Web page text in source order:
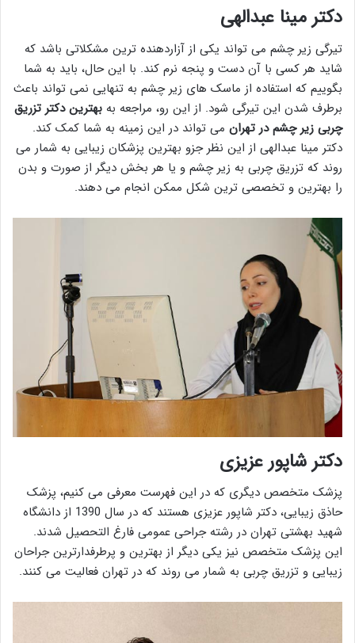
دکتر مینا عبدالهی
تیرگی زیر چشم می تواند یکی از آزاردهنده ترین مشکلاتی باشد که
شاید هر کسی با آن دست و پنجه نرم کند. با این حال، باید به شما
بگوییم که استفاده از ماسک های زیر چشم به تنهایی نمی تواند باعث
برطرف شدن این تیرگی شود. از این رو، مراجعه به بهترین دکتر تزریق
چربی زیر چشم در تهران می تواند در این زمینه به شما کمک کند.
دکتر مینا عبدالهی از این نظر جزو بهترین پزشکان زیبایی به شمار می
روند که تزریق چربی به زیر چشم و یا هر بخش دیگر از صورت و بدن
را بهترین و تخصصی ترین شکل ممکن انجام می دهند.
دکتر شاپور عزیزی
پزشک متخصص دیگری که در این فهرست معرفی می کنیم، پزشک
حاذق زیبایی، دکتر شاپور عزیزی هستند که در سال 1390 از دانشگاه
شهید بهشتی تهران در رشته جراحی عمومی فارغ التحصیل شدند.
این پزشک متخصص نیز یکی دیگر از بهترین و پرطرفدارترین جراحان
زیبایی و تزریق چربی به شمار می روند که در تهران فعالیت می کنند.